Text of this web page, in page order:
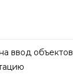
ввод объектов